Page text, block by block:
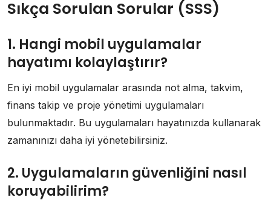
Sıkça Sorulan Sorular (SSS)
1. Hangi mobil uygulamalar
hayatımı kolaylaştırır?
En iyi mobil uygulamalar arasında not alma, takvim,
finans takip ve proje yönetimi uygulamaları
bulunmaktadır. Bu uygulamaları hayatınızda kullanarak
zamanınızı daha iyi yönetebilirsiniz.
2. Uygulamaların güvenliğini nasıl
koruyabilirim?